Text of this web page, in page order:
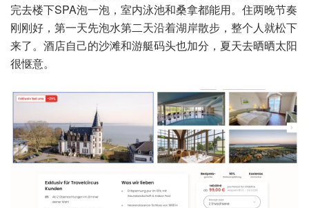
完去楼下SPA泡一泡，室内泳池和桑拿都能用。住两晚节奏
刚刚好，第一天先泡水第二天沿着湖岸散步，整个人就松下
来了。酒店自己的沙滩和游艇码头也加分，夏天去晒晒太阳
很惬意。